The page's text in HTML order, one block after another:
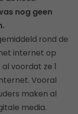
nog geen
rond de
internet op
voordat ze 1
Vooral
maken al
media.